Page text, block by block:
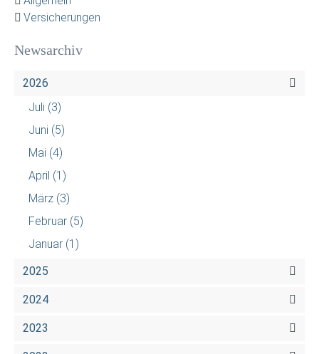
Versicherungen
Newsarchiv
2026
Juli (3)
Juni (5)
Mai (4)
April (1)
März (3)
Februar (5)
Januar (1)
2025
2024
2023